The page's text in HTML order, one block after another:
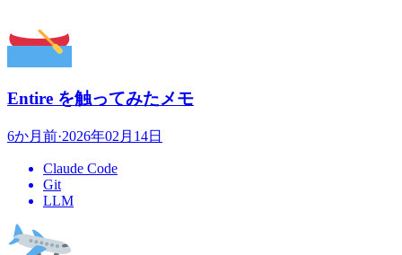
Entire を触ってみたメモ
6か月前·2026年02月14日
Claude Code
Git
LLM